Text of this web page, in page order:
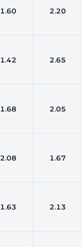
1.60 2.20
1.42 2.65
1.68 2.05
2.08 1.67
1.63 2.13